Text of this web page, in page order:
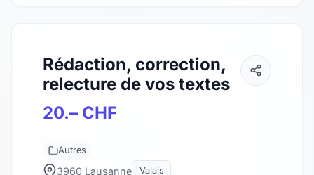
Rédaction, correction,
relecture de vos textes
20.– CHF
Autres
3960 Lausanne Valais